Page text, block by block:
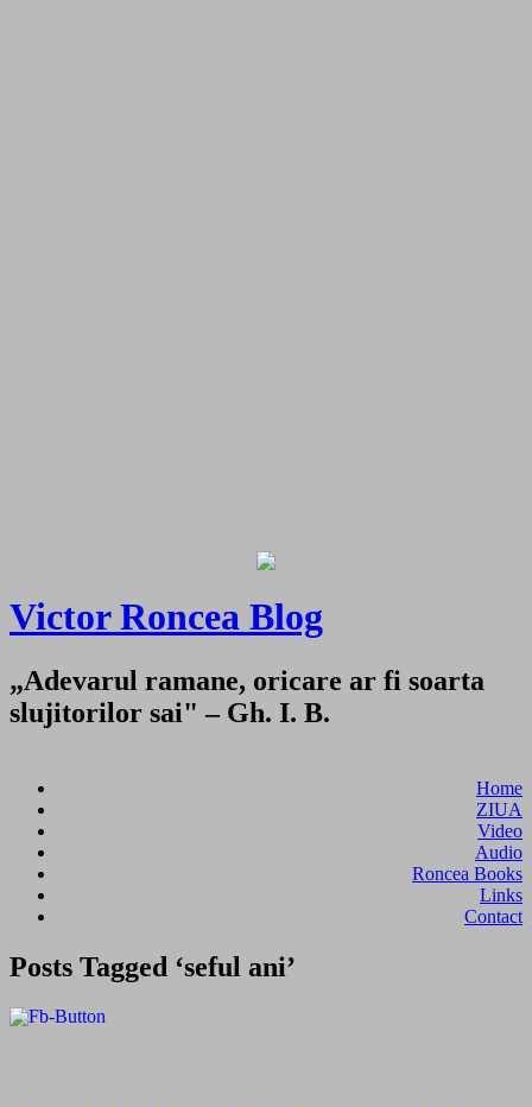
Victor Roncea Blog
„Adevarul ramane, oricare ar fi soarta
slujitorilor sai" – Gh. I. B.
Home
ZIUA
Video
Audio
Roncea Books
Links
Contact
Posts Tagged ‘seful ani’